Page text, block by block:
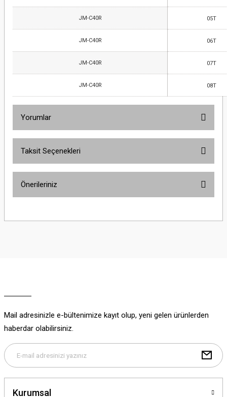
JM-C40R 05T
JM-C40R 06T
JM-C40R 07T
JM-C40R 08T
Yorumlar
Taksit Seçenekleri
Önerileriniz
yetersiz gördüğünüz noktaları öneri formunu kullanarak tarafımıza
Bu ürüne benzer farklı alternatifler olmalı.
Mail adresinizle e-bültenimize kayıt olup, yeni gelen ürünlerden
haberdar olabilirsiniz.
Kurumsal